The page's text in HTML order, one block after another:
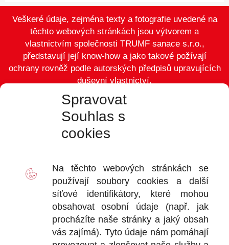
Spravovat
Souhlas s
cookies
Na těchto webových stránkách se
používají souborycookies a další
síťové identifikátory, které mohou
obsahovat osobní údaje (např. jak
procházíte naše stránky a jaký obsah
vás zajímá). Tyto údaje nám pomáhají
Veškeré údaje, zejména texty a fotografie uvedené na
těchto webových stránkách jsou výtvorem a
vlastnictvím společnosti TRUMF sanace s.r.o.,
představují její know-how a jako takové požívají
ochrany rovněž podle autorských předpisů upravujících
duševní vlastnictví.